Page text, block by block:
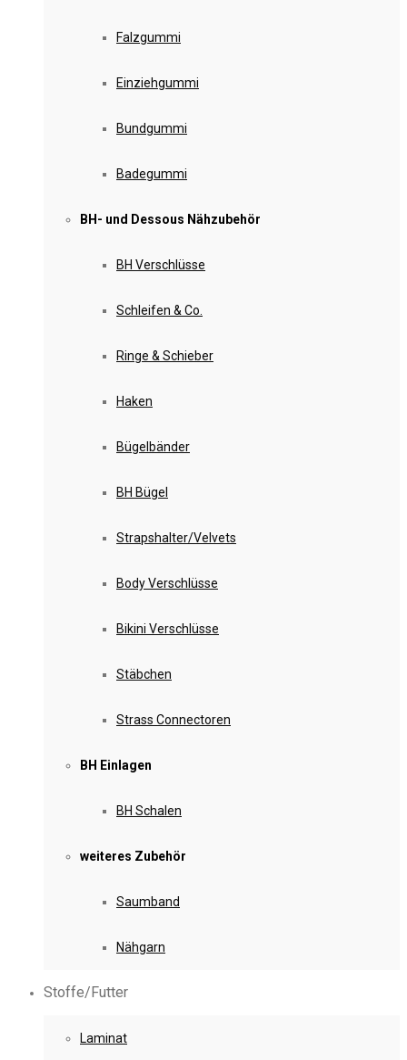
Falzgummi
Einziehgummi
Bundgummi
Badegummi
BH- und Dessous Nähzubehör
BH Verschlüsse
Schleifen & Co.
Ringe & Schieber
Haken
Bügelbänder
BH Bügel
Strapshalter/Velvets
Body Verschlüsse
Bikini Verschlüsse
Stäbchen
Strass Connectoren
BH Einlagen
BH Schalen
weiteres Zubehör
Saumband
Nähgarn
Stoffe/Futter
Laminat